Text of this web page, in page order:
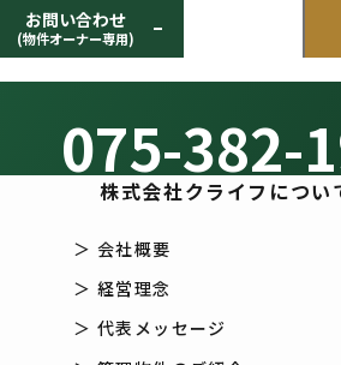
お問い合わせ
(物件オーナー専用)
075-382-
株式会社クライフについ
＞ 会社概要
＞ 経営理念
＞ 代表メッセージ